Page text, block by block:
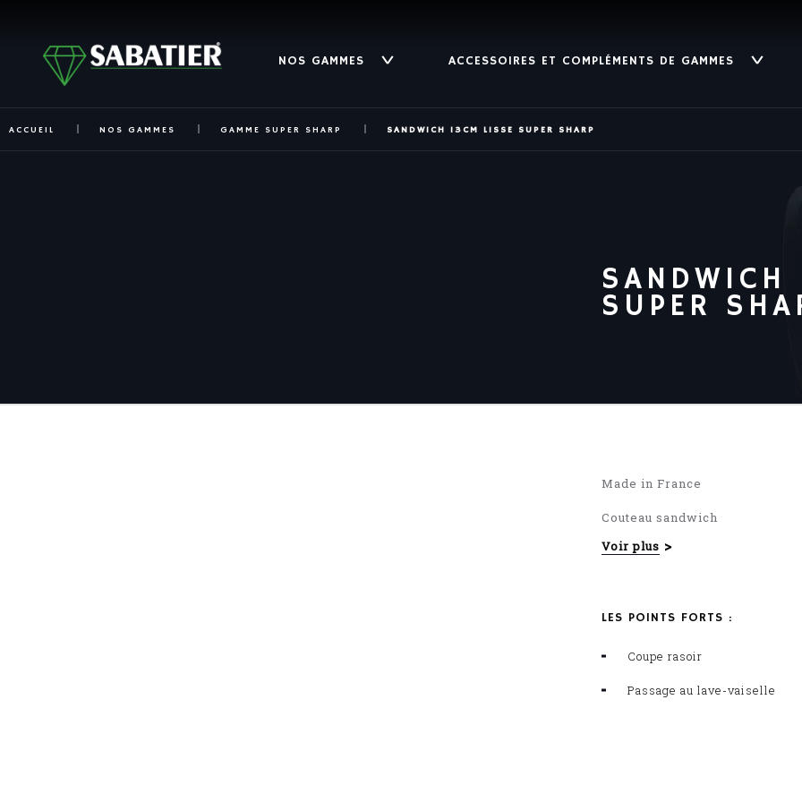
NOS GAMMES ACCESSOIRES ET COMPLÉMENTS DE GAMMES
ACCUEIL NOS GAMMES GAMME SUPER SHARP SANDWICH 13CM LISSE SUPER SHARP
SANDWICH
SUPER
Made in France
Couteau sandwich
Lame lisse de 13 cm
GAMME SUPER SHARP :
Voir plus
LES POINTS FORTS :
Coupe rasoir
Passage au lave-vaiselle